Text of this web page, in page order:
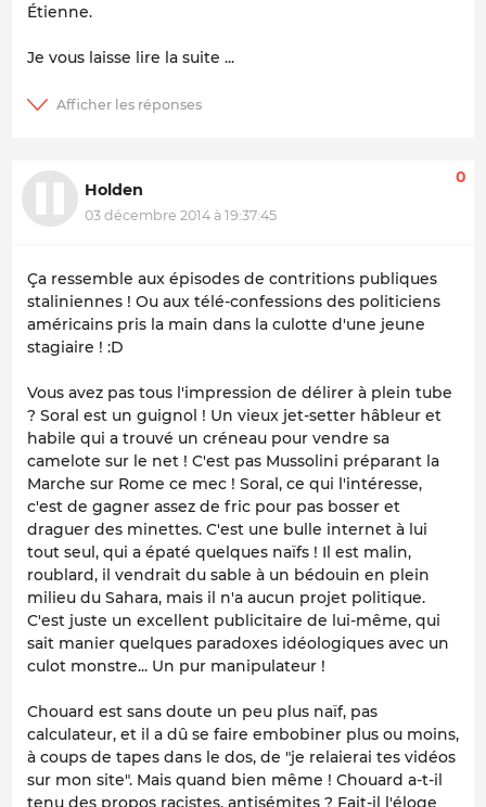
Étienne.
Je vous laisse lire la suite ...
Holden
03 décembre 2014 à 19:37:45
0
Ça ressemble aux épisodes de contritions publiques
staliniennes ! Ou aux télé-confessions des politiciens
américains pris la main dans la culotte d'une jeune
stagiaire ! :D
Vous avez pas tous l'impression de délirer à plein tube
? Soral est un guignol ! Un vieux jet-setter hâbleur et
habile qui a trouvé un créneau pour vendre sa
camelote sur le net ! C'est pas Mussolini préparant la
Marche sur Rome ce mec ! Soral, ce qui l'intéresse,
c'est de gagner assez de fric pour pas bosser et
draguer des minettes. C'est une bulle internet à lui
tout seul, qui a épaté quelques naïfs ! Il est malin,
roublard, il vendrait du sable à un bédouin en plein
milieu du Sahara, mais il n'a aucun projet politique.
C'est juste un excellent publicitaire de lui-même, qui
sait manier quelques paradoxes idéologiques avec un
culot monstre... Un pur manipulateur !
Chouard est sans doute un peu plus naïf, pas
calculateur, et il a dû se faire embobiner plus ou moins,
à coups de tapes dans le dos, de "je relaierai tes vidéos
sur mon site". Mais quand bien même ! Chouard a-t-il
tenu des propos racistes, antisémites ? Fait-il l'éloge